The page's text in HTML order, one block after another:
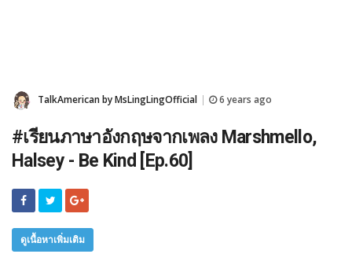
TalkAmerican by MsLingLingOfficial 6 years ago
#เรียนภาษาอังกฤษจากเพลง Marshmello,
Halsey - Be Kind [Ep.60]
ดูเนื้อหาเพิ่มเติม